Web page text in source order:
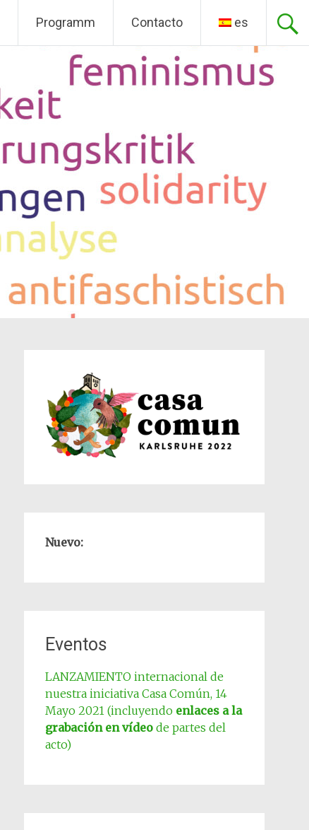
Programm Contacto es
Nuevo:
Eventos
LANZAMIENTO internacional de
nuestra iniciativa Casa Común, 14
Mayo 2021 (incluyendo enlaces a la
grabación en vídeode partes del
acto)